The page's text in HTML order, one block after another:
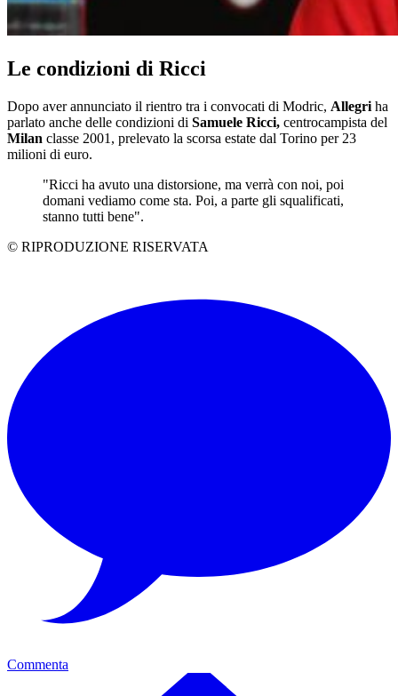
Le condizioni di Ricci
Dopo aver annunciato il rientro tra i convocati di Modric, Allegri ha
parlato anche delle condizioni di Samuele Ricci, centrocampista del
Milan classe 2001, prelevato la scorsa estate dal Torino per 23
milioni di euro.
"Ricci ha avuto una distorsione, ma verrà con noi, poi
domani vediamo come sta. Poi, a parte gli squalificati,
stanno tutti bene".
© RIPRODUZIONE RISERVATA
Commenta